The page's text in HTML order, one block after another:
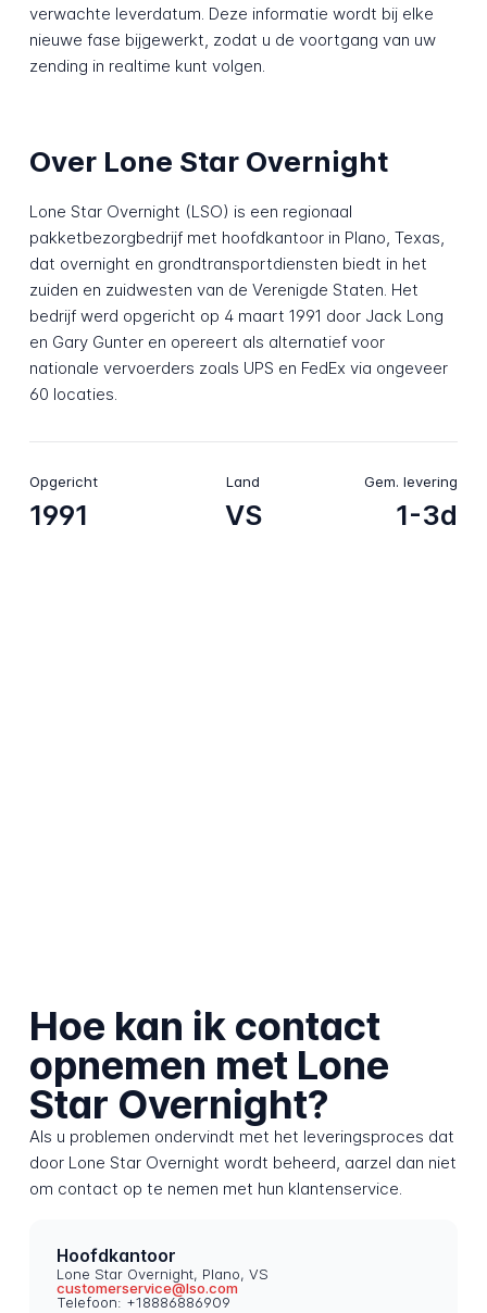
verwachte leverdatum. Deze informatie wordt bij elke
nieuwe fase bijgewerkt, zodat u de voortgang van uw
zending in realtime kunt volgen.
Over Lone Star Overnight
Lone Star Overnight (LSO) is een regionaal
pakketbezorgbedrijf met hoofdkantoor in Plano, Texas,
dat overnight en grondtransportdiensten biedt in het
zuiden en zuidwesten van de Verenigde Staten. Het
bedrijf werd opgericht op 4 maart 1991 door Jack Long
en Gary Gunter en opereert als alternatief voor
nationale vervoerders zoals UPS en FedEx via ongeveer
60 locaties.
Opgericht
1991
Land
VS
Gem. levering
1-3d
Hoe kan ik contact
opnemen met Lone
Star Overnight?
Als u problemen ondervindt met het leveringsproces dat
door Lone Star Overnight wordt beheerd, aarzel dan niet
om contact op te nemen met hun klantenservice.
Hoofdkantoor
Lone Star Overnight, Plano, VS
customerservice@lso.com
Telefoon: +18886886909